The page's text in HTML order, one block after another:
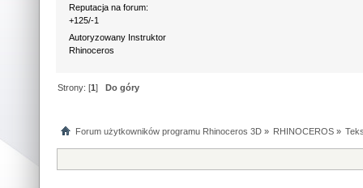
Reputacja na forum:
+125/-1
Autoryzowany Instruktor
Rhinoceros
Strony: [1]Do góry
Forum użytkowników programu Rhinoceros 3D» RHINOCEROS»